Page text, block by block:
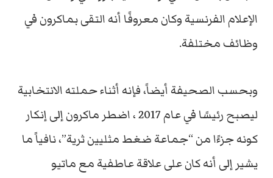
الإعلام الفرنسية وكان معروفًا أنه التقى بماكرون في
وظائف مختلفة.
وبحسب الصحيفة أيضاً، فإنه أثناء حملته الانتخابية
ليصبح رئيسًا في عام 2017 ، اضطر ماكرون إلى إنكار
كونه جزءًا من “جماعة ضغط مثليين ثرية”، نافياً ما
يشير إلى أنه كان على علاقة عاطفية مع ماتيو